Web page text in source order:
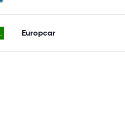
Europcar